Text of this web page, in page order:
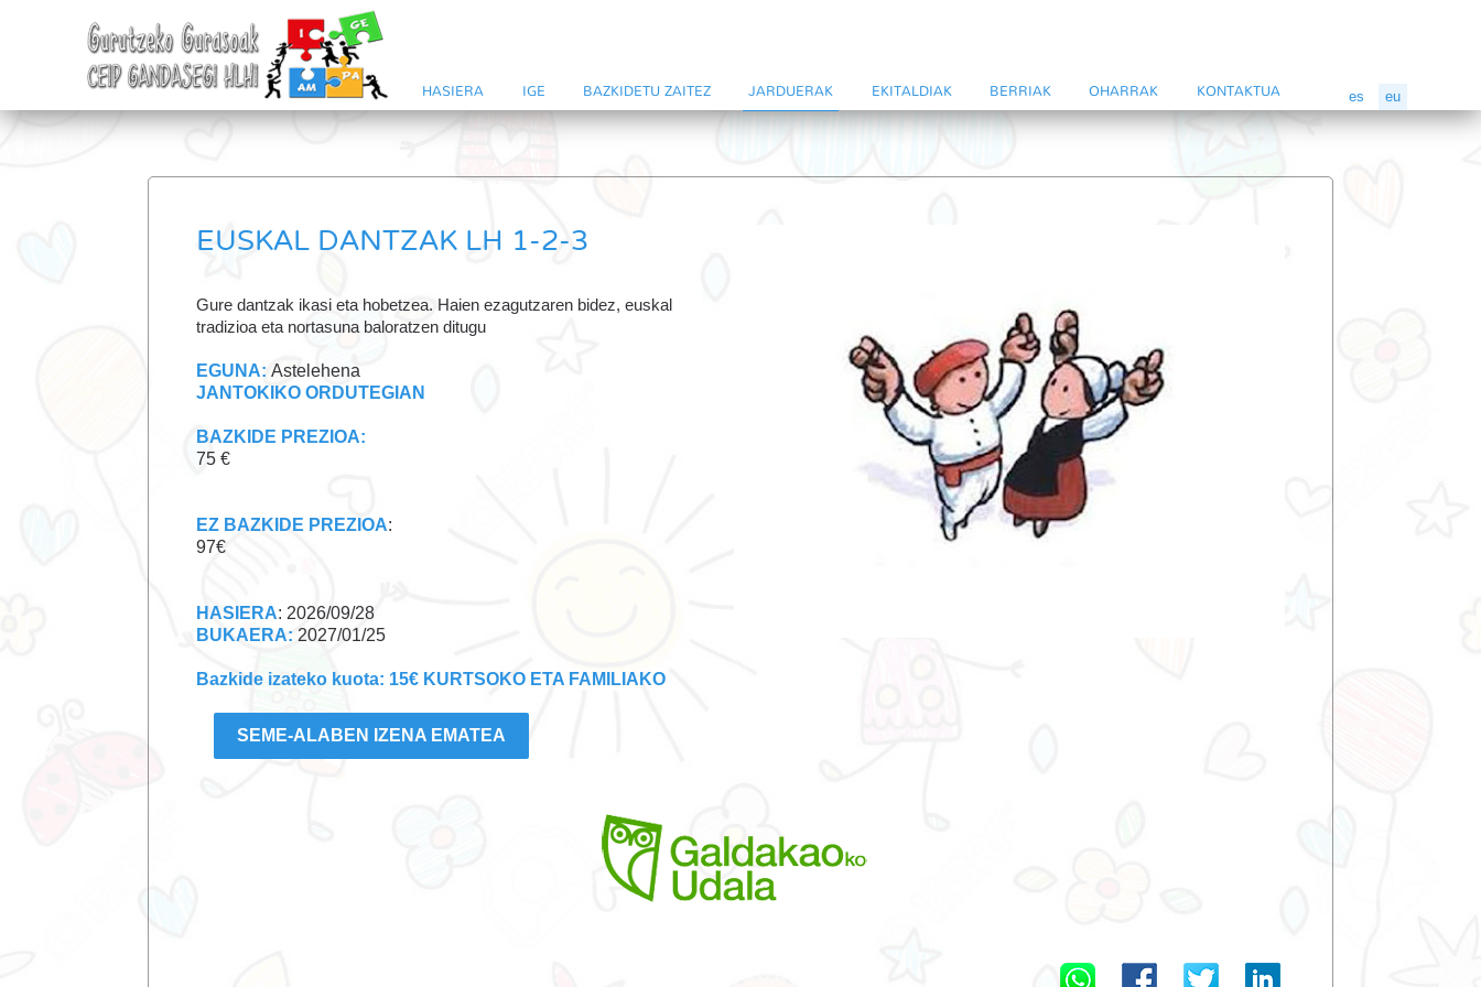
HASIERA IGE BAZKIDETU ZAITEZ JARDUERAK EKITALDIAK BERRIAK OHARRAK KONTAKTUA es eu
EUSKAL DANTZAK LH 1-2-3
Gure dantzak ikasi eta hobetzea. Haien ezagutzaren bidez, euskal
tradizioa eta nortasuna baloratzen ditugu
EGUNA: Astelehena
JANTOKIKO ORDUTEGIAN
BAZKIDE PREZIOA:
75 €
EZ BAZKIDE PREZIOA:
97€
HASIERA: 2026/09/28
BUKAERA: 2027/01/25
Bazkide izateko kuota: 15€ KURTSOKO ETA FAMILIAKO
SEME-ALABEN IZENA EMATEA